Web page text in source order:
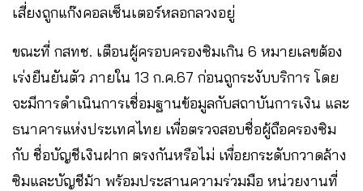
เสี่ยงถูกแก๊งคอลเซ็นเตอร์หลอกลวงอยู่
ขณะที่ กสทช. เตือนผู้ครอบครองซิมเกิน 6 หมายเลขต้อง
เร่งยืนยันตัว ภายใน 13 ก.ค.67 ก่อนถูกระงับบริการ โดย
จะมีการดำเนินการเชื่อมฐานข้อมูลกับสถาบันการเงิน และ
ธนาคารแห่งประเทศไทย เพื่อตรวจสอบชื่อผู้ถือครองซิม
กับ ชื่อบัญชีเงินฝาก ตรงกันหรือไม่ เพื่อยกระดับกวาดล้าง
ซิมและบัญชีม้า พร้อมประสานความร่วมมือ หน่วยงานที่